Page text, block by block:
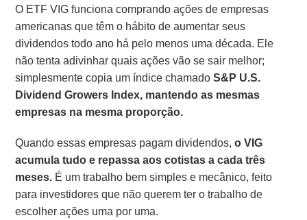
O ETF VIG funciona comprando ações de empresas
americanas que têm o hábito de aumentar seus
dividendos todo ano há pelo menos uma década. Ele
não tenta adivinhar quais ações vão se sair melhor;
simplesmente copia um índice chamadoS&P U.S.
Dividend Growers Index, mantendo as mesmas
empresas na mesma proporção.
Quando essas empresas pagam dividendos,o VIG
acumula tudo e repassa aos cotistas a cada três
meses. É um trabalho bem simples e mecânico, feito
para investidores que não querem ter o trabalho de
escolher ações uma por uma.